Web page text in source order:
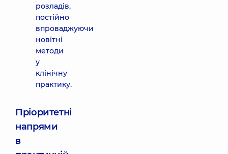
розладів,
постійно
впроваджуючи
новітні
методи
у
клінічну
практику.
Пріоритетні
напрями
в